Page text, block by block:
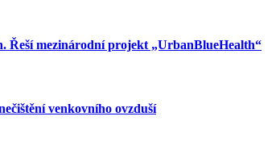
Řeší mezinárodní projekt „UrbanBlueHealth“
venkovního ovzduší